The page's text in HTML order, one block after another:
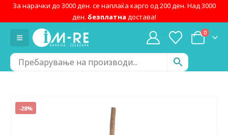
За нарачки до 3000 ден. се наплаќа карго од 200 ден. Над 3000
ден. безплатна достава!
0
-28%